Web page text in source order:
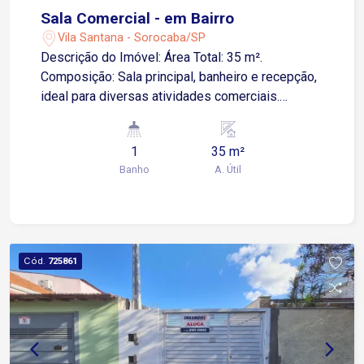
Sala Comercial - em Bairro
Vila Santana - Sorocaba/SP
Descrição do Imóvel: Área Total: 35 m².
Composição: Sala principal, banheiro e recepção,
ideal para diversas atividades comerciais.
Fácil acesso à Rua Mascarenhas Camelo. Ótima
oportunidade para quem busca visibilidade e
1
Banho
35 m²
A. Útil
Cód. 725861